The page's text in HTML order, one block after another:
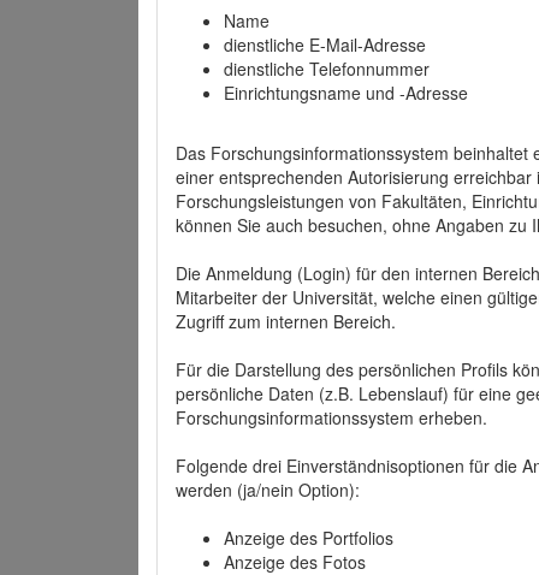
Name
dienstliche E-Mail-Adresse
dienstliche Telefonnummer
Einrichtungsname und -Adresse
Das Forschungsinformationssystem beinhaltet
einer entsprechenden Autorisierung
Forschungsleistungen von Fakultäten,
können Sie auch besuchen, ohne Angaben zu
Die Anmeldung (Login) für den internen
Mitarbeiter der Universität, welche einen
Zugriff zum internen Bereich.
Für die Darstellung des persönlichen Profils
persönliche Daten (z.B. Lebenslauf) für eine
Forschungsinformationssystem erheben.
Folgende drei Einverständnisoptionen für die
werden (ja/nein Option):
Anzeige des Portfolios
Anzeige des Fotos